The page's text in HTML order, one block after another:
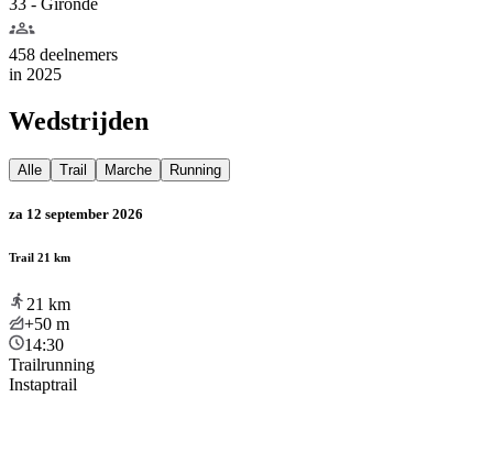
458 deelnemers
in 2025
Wedstrijden
Alle Trail Marche Running
za 12 september 2026
Trail 21 km
21 km
+50 m
14:30
Trailrunning
Instaptrail